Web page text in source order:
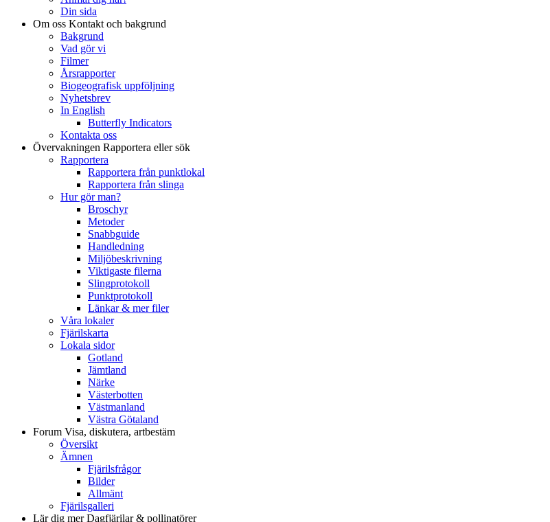
Din sida
Om oss Kontakt och bakgrund
Bakgrund
Vad gör vi
Filmer
Årsrapporter
Biogeografisk uppföljning
Nyhetsbrev
In English
Butterfly Indicators
Kontakta oss
Övervakningen Rapportera eller sök
Rapportera
Rapportera från punktlokal
Rapportera från slinga
Hur gör man?
Broschyr
Metoder
Snabbguide
Handledning
Miljöbeskrivning
Viktigaste filerna
Slingprotokoll
Punktprotokoll
Länkar & mer filer
Våra lokaler
Fjärilskarta
Lokala sidor
Gotland
Jämtland
Närke
Västerbotten
Västmanland
Västra Götaland
Forum Visa, diskutera, artbestäm
Översikt
Ämnen
Fjärilsfrågor
Bilder
Allmänt
Fjärilsgalleri
Lär dig merDagfjärilar & pollinatörer